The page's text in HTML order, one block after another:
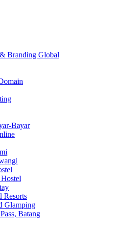
Branding Global
Bayar
Resorts
Glamping
Batang